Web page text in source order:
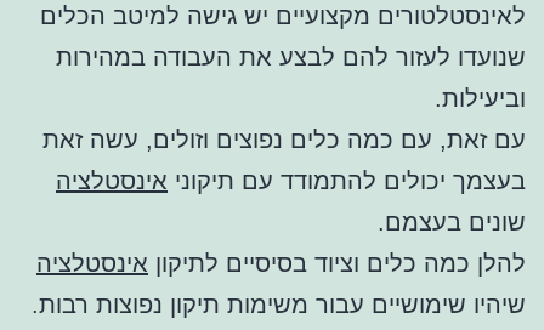
לאינסטלטורים מקצועיים יש גישה למיטב הכלים
שנועדו לעזור להם לבצע את העבודה במהירות
וביעילות.
עם זאת, עם כמה כלים נפוצים וזולים, עשה זאת
בעצמך יכולים להתמודד עם תיקוני אינסטלציה
שונים בעצמם.
להלן כמה כלים וציוד בסיסיים לתיקון אינסטלציה
שיהיו שימושיים עבור משימות תיקון נפוצות רבות.